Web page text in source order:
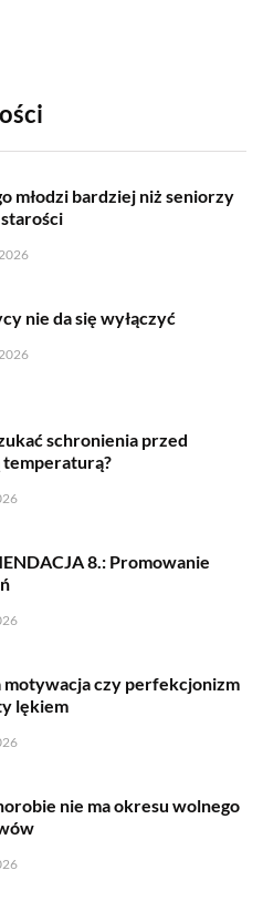
młodzi bardziej niż seniorzy
nie da się wyłączyć
schronienia przed
8.: Promowanie
motywacja czy perfekcjonizm
lękiem
nie ma okresu wolnego